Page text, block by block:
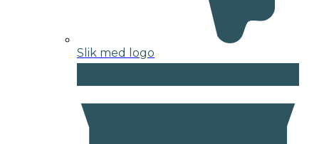
Slik med logo